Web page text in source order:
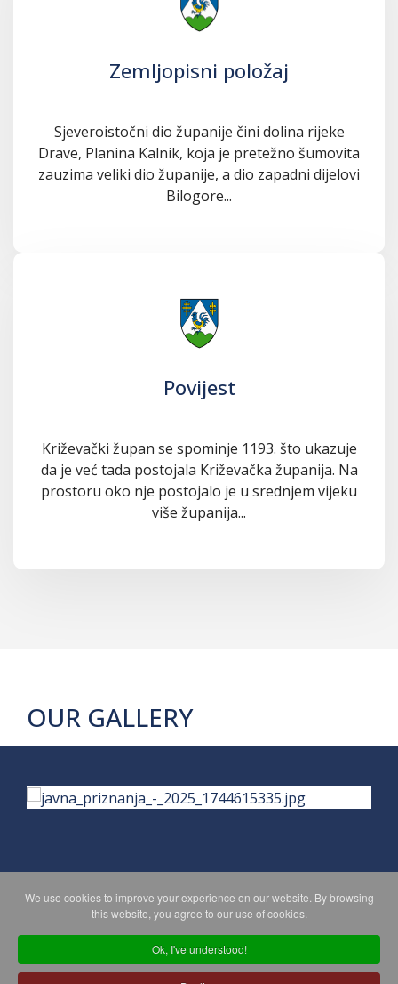
Zemljopisni položaj
Sjeveroistočni dio županije čini dolina rijeke
Drave, Planina Kalnik, koja je pretežno šumovita
zauzima veliki dio županije, a dio zapadni dijelovi
Bilogore...
Povijest
Križevački župan se spominje 1193. što ukazuje
da je već tada postojala Križevačka županija. Na
prostoru oko nje postojalo je u srednjem vijeku
više županija...
OUR GALLERY
PRIVACY POLICY MAPA WEBA
Copyright © 2026 Koprivničko - križevačka županija. All Rights
We use cookies to improve your experience on our website. By browsing
this website, you agree to our use of cookies.
Ok, I've understood!